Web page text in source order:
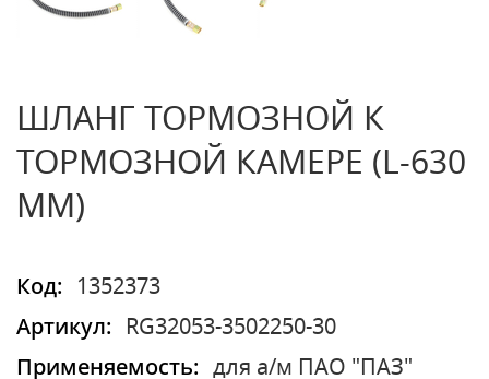
ШЛАНГ ТОРМОЗНОЙ К
ТОРМОЗНОЙ КАМЕРЕ (L-630
ММ)
Код:
1352373
Артикул:
RG32053-3502250-30
Применяемость:
для а/м ПАО "ПАЗ"